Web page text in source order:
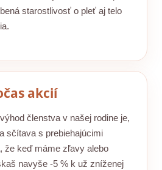
starostlivosť o pleť aj telo
akcií
členstva v našej rodine je,
sčítava s prebiehajúcimi
že keď máme zľavy alebo
navyše -5 % k už zníženej